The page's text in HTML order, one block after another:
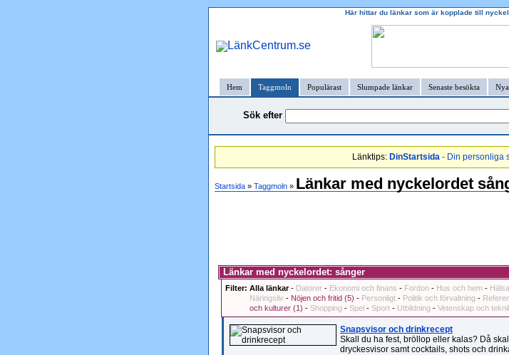
Här hittar du länkar som är kopplade till
Hem Taggmoln Populärast Slumpade länkar Senaste besökta
Sök efter
Länktips: DinStartsida - Din personliga
Startsida » Taggmoln » Länkar med nyckelordet
Länkar med nyckelordet: sånger
Filter: Alla länkar- Datorer - Ekonomi och finans - Fordon - Hus och hem -
Näringsliv - Nöjen och fritid (5) - Personligt - Politik och förvaltning -
och kulturer (1) - Shopping - Spel - Sport - Utbildning - Vetenskap och
Snapsvisor och drinkrecept
Skall du ha fest, bröllop eller kalas? Då
dryckesvisor samt cocktails, shots och